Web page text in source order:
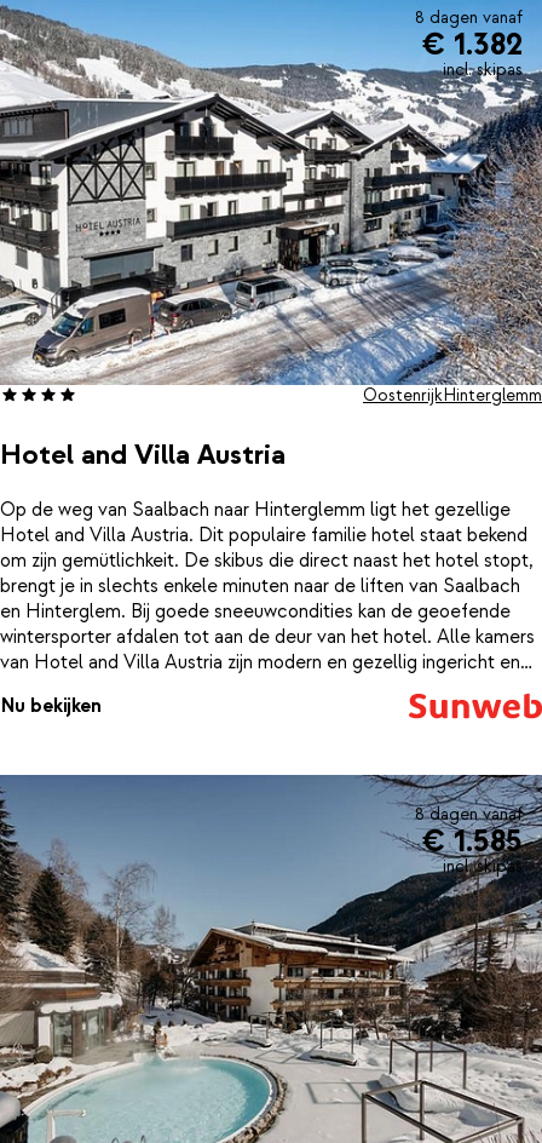
dacht je van een winterwandeling of rodelen? Liever een
cultureel uitstapje? Bezoek dan Hinterglemmer Heimatmuseum
en ontdek nog veel meer over de geschiedenis van deze regio.
The View is dé ideale uitvalsbasis voor een onvergetelijke
wintersportvakantie in de Oostenrijkse Alpen.
8 dagen vanaf
€ 1.382
incl. skipas
Hotel and Villa Austria
OostenrijkHinterglemm
Op de weg van Saalbach naar Hinterglemm ligt het gezellige
Hotel and Villa Austria. Dit populaire familie hotel staat bekend
om zijn gemütlichkeit. De skibus die direct naast het hotel stopt,
brengt je in slechts enkele minuten naar de liften van Saalbach
en Hinterglem. Bij goede sneeuwcondities kan de geoefende
wintersporter afdalen tot aan de deur van het hotel. Alle kamers
van Hotel and Villa Austria zijn modern en gezellig ingericht en
genieten van de bruisende après-ski van Saalbach of
weer een mooie dag in de Alpen. Voor wat meer ontspanning
duik je het mooie wellnesscenter in, waar je weer helemaal
opwarmt in de sauna of het kruidenstoombad. In het restaurant
dat in traditionele Tiroler stijl is ingericht kun je genieten van
Oostenrijkse gerechten. Een paar keer per week staat er een
thema buffet voor je klaar.
Nu bekijken
8 dagen vanaf
€ 1.585
incl. skipas